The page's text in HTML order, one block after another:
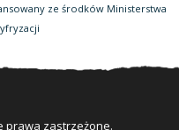
ze środków Ministerstwa
prawa zastrzeżone.